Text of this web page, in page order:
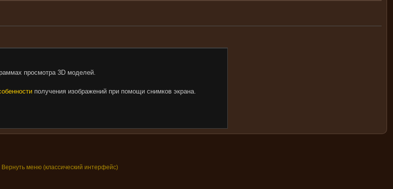
просмотра 3D моделей.
получения изображений при помощи снимков экрана.
Вернуть меню (классический интерфейс)